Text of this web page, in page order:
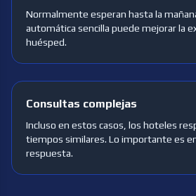
Normalmente esperan hasta la
automática sencilla puede mejorar la
huésped.
Consultas complejas
Incluso en estos casos, los hoteles
tiempos similares. Lo importante es
respuesta.